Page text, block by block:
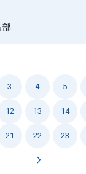
部
3 4 5
12 13 14
21 22 23